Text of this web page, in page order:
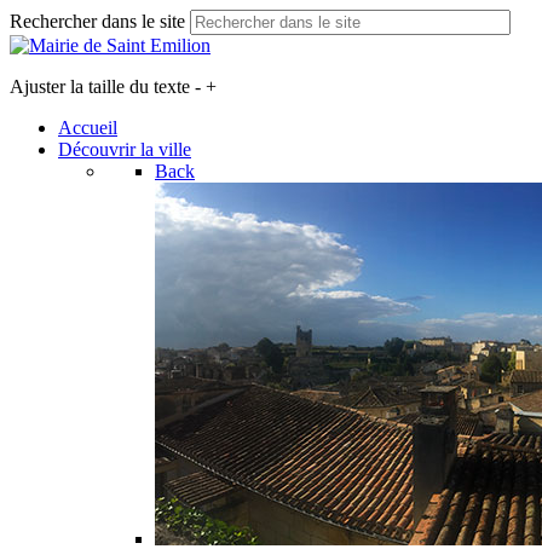
Rechercher dans le site
Ajuster la taille du texte - +
Accueil
Découvrir la ville
Back